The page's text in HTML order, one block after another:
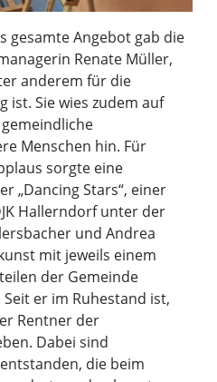
gesamte Angebot gab die
Renate Müller,
anderem für die
ist. Sie wies zudem auf
Menschen hin. Für
sorgte eine
„Dancing Stars“, einer
Hallerndorf unter der
und Andrea
mit jeweils einem
der Gemeinde
er im Ruhestand ist,
Rentner der
Dabei sind
die beim